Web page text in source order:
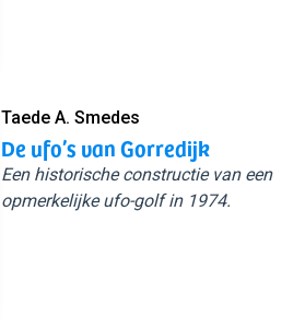
Taede A. Smedes
De ufo’s van Gorredijk
Een historische constructie van een
opmerkelijke ufo-golf in 1974.